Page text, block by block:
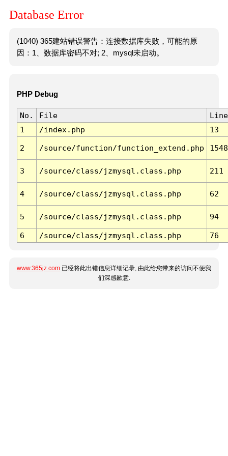
Database Error
(1040) 365建站错误警告：连接数据库失败，可能的原
因：1、数据库密码不对; 2、mysql未启动。
PHP Debug
No. File
Line
1
/index.php 13
2 /source/function/function_extend.php 1548
3 /source/class/jzmysql.class.php 211
4 /source/class/jzmysql.class.php 62
5 /source/class/jzmysql.class.php 94
6 /source/class/jzmysql.class.php 76
www.365jz.com 已经将此出错信息详细记录, 由此给您带来的访问不便我
们深感歉意.